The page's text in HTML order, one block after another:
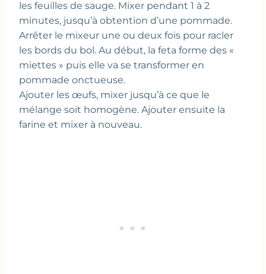
les feuilles de sauge. Mixer pendant 1 à 2
minutes, jusqu’à obtention d’une pommade.
Arrêter le mixeur une ou deux fois pour racler
les bords du bol. Au début, la feta forme des «
miettes » puis elle va se transformer en
pommade onctueuse.
Ajouter les œufs, mixer jusqu’à ce que le
mélange soit homogène. Ajouter ensuite la
farine et mixer à nouveau.